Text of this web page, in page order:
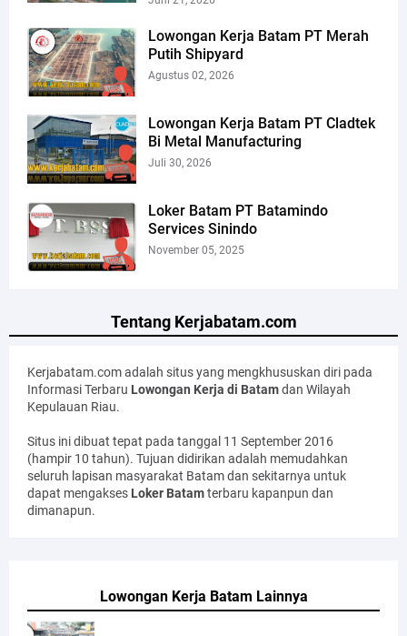
Lowongan Kerja Batam PT Merah
Putih Shipyard
Agustus 02, 2026
Lowongan Kerja Batam PT Cladtek
Bi Metal Manufacturing
Juli 30, 2026
Loker Batam PT Batamindo
Services Sinindo
November 05, 2025
Tentang Kerjabatam.com
Kerjabatam.com adalah situs yang mengkhususkan diri pada
Informasi Terbaru Lowongan Kerja di Batamdan Wilayah
Kepulauan Riau.
Situs ini dibuat tepat pada tanggal 11 September 2016
(hampir 10 tahun). Tujuan didirikan adalah memudahkan
seluruh lapisan masyarakat Batam dan sekitarnya untuk
dapat mengakses Loker Batamterbaru kapanpun dan
dimanapun.
Lowongan Kerja Batam Lainnya